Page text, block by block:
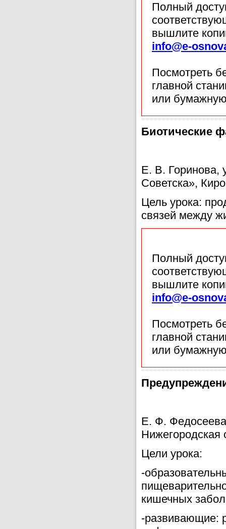
Полный
вышлите
info@e-
Посмотреть
главной
или
Биотические
Е. В. Горинова,
Советска»,
Цель урока:
связей между
Полный
вышлите
info@e-
Посмотреть
главной
или
Е. Ф.
Нижегородская
Цели урока:
-
кишечных
-развивающие: